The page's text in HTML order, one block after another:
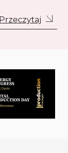
Przeczytaj